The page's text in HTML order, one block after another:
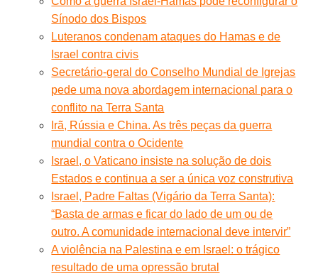
Sínodo dos Bispos
Luteranos condenam ataques do Hamas e de
Israel contra civis
Secretário-geral do Conselho Mundial de Igrejas
pede uma nova abordagem internacional para o
conflito na Terra Santa
Irã, Rússia e China. As três peças da guerra
mundial contra o Ocidente
Israel, o Vaticano insiste na solução de dois
Estados e continua a ser a única voz construtiva
Israel, Padre Faltas (Vigário da Terra Santa):
“Basta de armas e ficar do lado de um ou de
outro. A comunidade internacional deve intervir”
A violência na Palestina e em Israel: o trágico
resultado de uma opressão brutal